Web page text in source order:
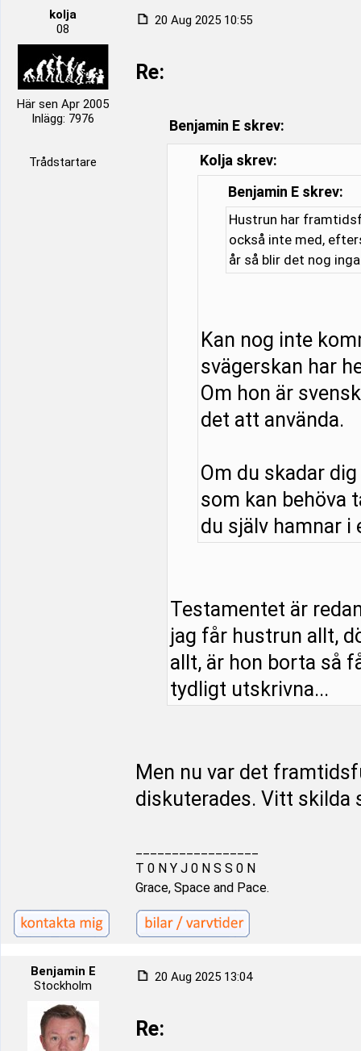
kolja
08
Här sen Apr 2005
Inlägg: 7976
Trådstartare
20 Aug 2025 10:55
Re:
Benjamin E skrev:
Kolja skrev:
Benjamin E skrev:
Hustrun har
också inte med,
år så blir det nog
Kan nog inte
svägerskan har
Om hon är
det att använda.
Om du skadar
som kan behöva
du själv hamnar
Testamentet är
jag får hustrun allt,
allt, är hon borta så
tydligt utskrivna...
Men nu var det
diskuterades. Vitt skilda
T 0 N Y J 0 N S S 0 N
Grace, Space and Pace.
Benjamin E
Stockholm
20 Aug 2025 13:04
Re: